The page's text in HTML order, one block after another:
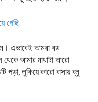
গেছি
এভাবেই আমরা বড়
আমার মাথাটা আরো
পড়া, লুকিয়ে কারো বাসায় ব্লু